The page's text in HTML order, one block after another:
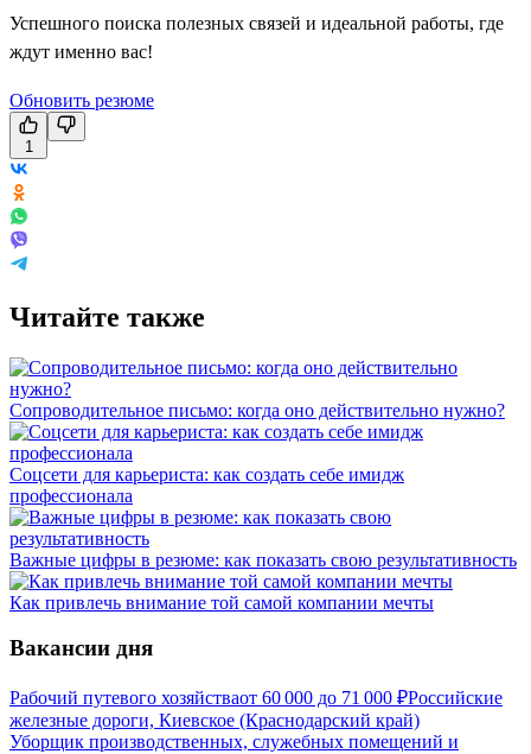
Успешного поиска полезных связей и идеальной работы, где
ждут именно вас!
Обновить резюме
1
Читайте также
Сопроводительное письмо: когда оно действительно нужно?
Соцсети для карьериста: как создать себе имидж
профессионала
Важные цифры в резюме: как показать свою результативность
Как привлечь внимание той самой компании мечты
Вакансии дня
Рабочий путевого хозяйстваот 60 000 до 71 000 ₽Российские
железные дороги, Киевское (Краснодарский край)
Уборщик производственных, служебных помещений и